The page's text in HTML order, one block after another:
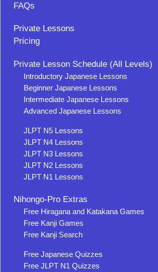
FAQs
Private Lessons
Pricing
Private Lesson Schedule (All Levels)
Introductory Japanese Lessons
Beginner Japanese Lessons
Intermediate Japanese Lessons
Advanced Japanese Lessons
JLPT N5 Lessons
JLPT N4 Lessons
JLPT N3 Lessons
JLPT N2 Lessons
JLPT N1 Lessons
Nihongo-Pro Extras
Free Hiragana and Katakana Games
Free Kanji Games
Free Kanji Search
Free Japanese Quizzes
Free JLPT N1 Quizzes